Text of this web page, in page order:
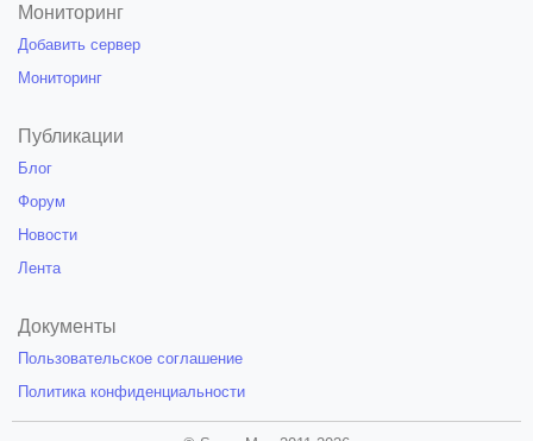
Мониторинг
Добавить сервер
Мониторинг
Публикации
Блог
Форум
Новости
Лента
Документы
Пользовательское соглашение
Политика конфиденциальности